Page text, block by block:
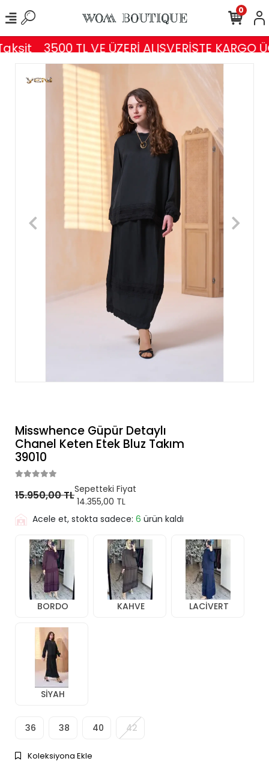
3500 TL VE ÜZERİ ALIŞVERİŞTE KARGO
0
Misswhence Güpür Detaylı
Chanel Keten Etek Bluz Takım
39010
15.950,00 TLSepetteki Fiyat
14.355,00 TL
Acele et, stokta sadece: 6 ürün kaldı
BORDO KAHVE LACİVERT
SİYAH
36 38 40 42
Koleksiyona Ekle